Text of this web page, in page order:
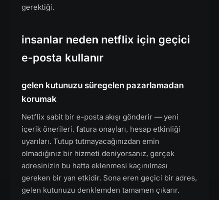
gerektiği.
insanlar neden netflix için geçici
e-posta kullanır
gelen kutunuzu süregelen pazarlamadan
korumak
Netflix sabit bir e-posta akışı gönderir — yeni
içerik önerileri, fatura onayları, hesap etkinliği
uyarıları. Tutup tutmayacağınızdan emin
olmadığınız bir hizmeti deniyorsanız, gerçek
adresinizin bu hatta eklenmesi kaçınılması
gereken bir yan etkidir. Sona eren geçici bir adres,
gelen kutunuzu denklemden tamamen çıkarır.